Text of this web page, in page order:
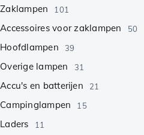
Zaklampen 101
Accessoires voor zaklampen 50
Hoofdlampen 39
Overige lampen 31
Accu's en batterijen 21
Campinglampen 15
Laders 11